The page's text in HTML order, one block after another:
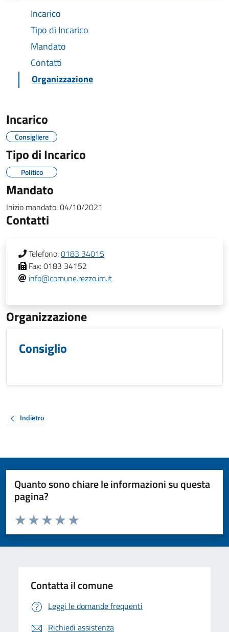
Incarico
Tipo di Incarico
Mandato
Contatti
Organizzazione
Incarico
Consigliere
Tipo di Incarico
Politico
Mandato
Inizio mandato:04/10/2021
Contatti
Telefono:0183 34015
Fax:0183 34152
info@comune.rezzo.im.it
Organizzazione
Consiglio
Indietro
Quanto sono chiare le informazioni su questa
pagina?
Valuta da 1 a 5 stelle la pagina
Valuta 5 stelle su 5
Valuta 4 stelle su 5
Valuta 3 stelle su 5
Valuta 2 stelle su 5
Valuta 1 stelle su 5
Contatta il comune
Leggi le domande frequenti
Richiedi assistenza